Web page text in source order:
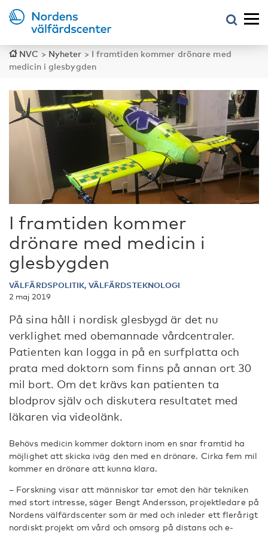
NVC > Nyheter > I framtiden kommer drönare med
medicin i glesbygden
I framtiden kommer
drönare med medicin i
glesbygden
VÄLFÄRDSPOLITIK, VÄLFÄRDSTEKNOLOGI
2 maj 2019
På sina håll i nordisk glesbygd är det nu
verklighet med obemannade vårdcentraler.
Patienten kan logga in på en surfplatta och
prata med doktorn som finns på annan ort 30
mil bort. Om det krävs kan patienten ta
blodprov själv och diskutera resultatet med
läkaren via videolänk.
Behövs medicin kommer doktorn inom en snar framtid ha
möjlighet att skicka iväg den med en drönare. Cirka fem mil
kommer en drönare att kunna klara.
– Forskning visar att människor tar emot den här tekniken
med stort intresse, säger Bengt Andersson, projektledare på
Nordens välfärdscenter som är med och inleder ett flerårigt
nordiskt projekt om vård och omsorg på distans och e-